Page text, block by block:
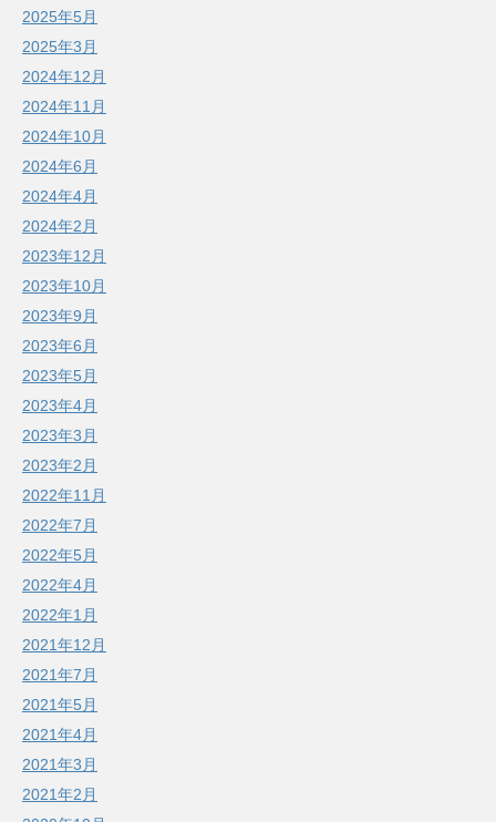
2025年5月
2025年3月
2024年12月
2024年11月
2024年10月
2024年6月
2024年4月
2024年2月
2023年12月
2023年10月
2023年9月
2023年6月
2023年5月
2023年4月
2023年3月
2023年2月
2022年11月
2022年7月
2022年5月
2022年4月
2022年1月
2021年12月
2021年7月
2021年5月
2021年4月
2021年3月
2021年2月